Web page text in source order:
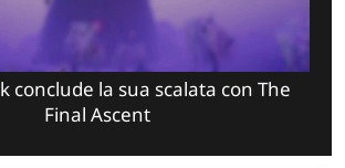
conclude la sua scalata con The
Final Ascent